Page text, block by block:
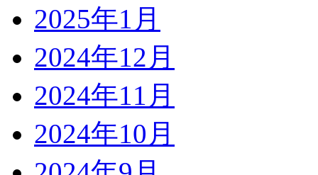
2025年1月
2024年12月
2024年11月
2024年10月